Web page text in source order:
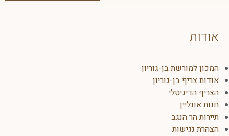
אודות
המכון למורשת בן-גוריון
אודות צריף בן-גוריון
הצריף הדיגיטלי
חנות אונליין
תיירות הר הנגב
הצהרת נגישות